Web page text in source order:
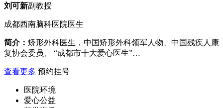
刘可新副教授
成都西南脑科医院医生
简介： 矫形外科医生，中国矫形外科领军人物、中国残疾人康
复协会委员、 “成都市十大爱心医生”…
查看更多 预约挂号
医院环境
爱心公益